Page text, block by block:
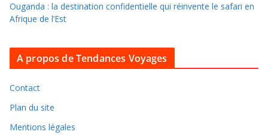
a
i
v
e
Ouganda : la destination confidentielle qui réinvente le safari en
Afrique de l’Est
A propos de Tendances Voyages
Contact
Plan du site
Mentions légales